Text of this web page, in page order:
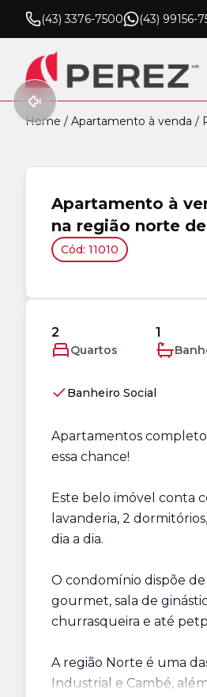
(43) 3376-7500 (43) 99156-
Home / Apartamento à venda /
Apartamento à
na região norte
Cód: 11010
2
Quartos
1
Banheiro Social
Apartamentos
essa chance!
Este belo imóvel conta
lavanderia, 2
dia a dia.
O condomínio dispõe
gourmet, sala de
churrasqueira e até
A região Norte é uma
Industrial e Cambé,